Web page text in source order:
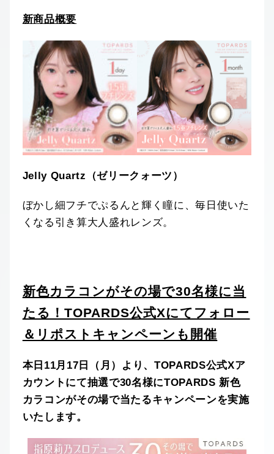
新商品概要
Jelly Quartz（ゼリークォーツ）
ぼかし細フチでぷるんと輝く瞳に、毎日使いた
くなる引き算大人盛れレンズ。
新色カラコンがその場で30名様に当
たる！TOPARDS公式Xにてフォロー
＆リポストキャンペーンも開催
本日11月17日（月）より、TOPARDS公式Xア
カウントにて抽選で30名様にTOPARDS 新色
カラコンがその場で当たるキャンペーンを実施
いたします。